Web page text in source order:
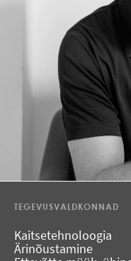
TEGEVUSVALDKONNAD
Kaitsetehnoloogia
Ärinõustamine